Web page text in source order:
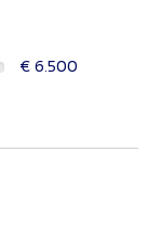
€ 6.500